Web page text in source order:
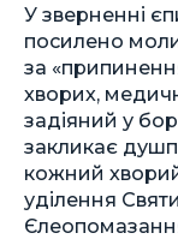
У зверненні
посилено
за
хворих,
задіяний у
закликає
кожний
уділення